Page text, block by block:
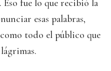
Eso fue lo que recibió la
esas palabras,
todo el público que